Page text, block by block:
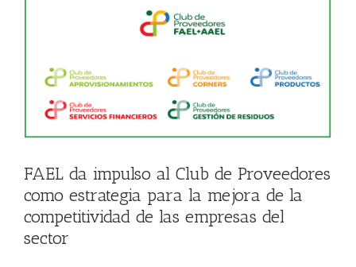
FAEL da impulso al Club de Proveedores
como estrategia para la mejora de la
competitividad de las empresas del
sector